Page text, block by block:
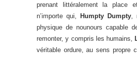
prenant littéralement la place
n’importe qui,
Humpty Dumpty,
physique de nounours capable
remonter, y compris les humains,
véritable ordure, au sens propre